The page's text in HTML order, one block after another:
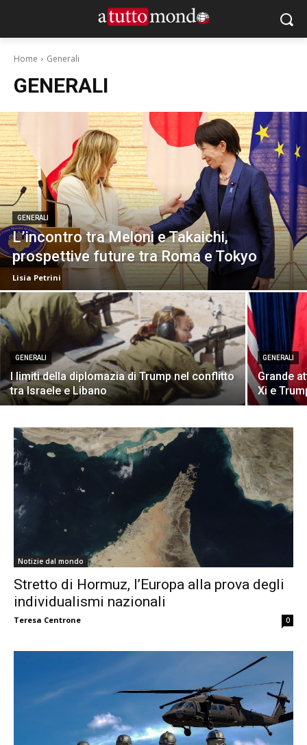
Home Generali
GENERALI
GENERALI
L’incontro tra Meloni e Takaichi,
prospettive future tra Roma e Tokyo
Lisia Petrini
GENERALI
I limiti della diplomazia di Trump nel conflitto
tra Israele e Libano
GENERALI
Grande
Xi e
Notizie dal mondo
Stretto di Hormuz, l’Europa alla prova degli
individualismi nazionali
Teresa Centrone 0